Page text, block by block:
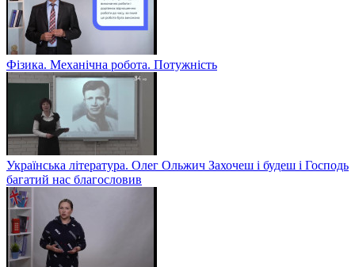
Фізика. Механічна робота. Потужність
Українська література. Олег Ольжич Захочеш і будеш і Господь
багатий нас благословив